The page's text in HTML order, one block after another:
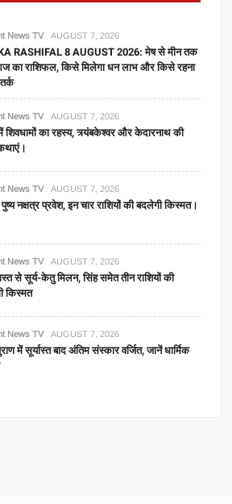
News TV AUGUST 7, 2026
RASHIFAL 8 AUGUST 2026: मेष से मीन तक
का राशिफल, किसे मिलेगा धन लाभ और किसे रहना
News TV AUGUST 7, 2026
शिवधामों का रहस्य, त्र्यंबकेश्वर और केदारनाथ की
News TV AUGUST 7, 2026
नक्षत्र प्रवेश, इन चार राशियों की बदलेगी किस्मत।
News TV AUGUST 7, 2026
से सूर्य-केतु मिलन, सिंह समेत तीन राशियों की
किस्मत
News TV AUGUST 7, 2026
में सूर्यास्त बाद अंतिम संस्कार वर्जित, जानें धार्मिक